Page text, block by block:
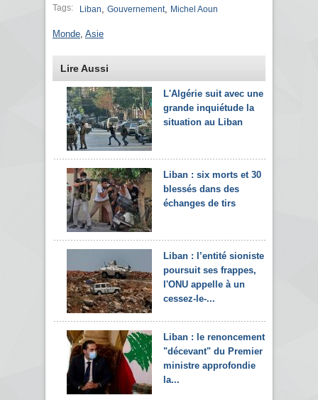
Tags: Liban Gouvernement, Michel Aoun
Monde Asie
Lire Aussi
L'Algérie suit avec une
grande inquiétude la
situation au Liban
Liban : six morts et 30
blessés dans des
échanges de tirs
Liban : l’entité sioniste
poursuit ses frappes,
l'ONU appelle à un
cessez-le-...
Liban : le renoncement
"décevant" du Premier
ministre approfondie
la...